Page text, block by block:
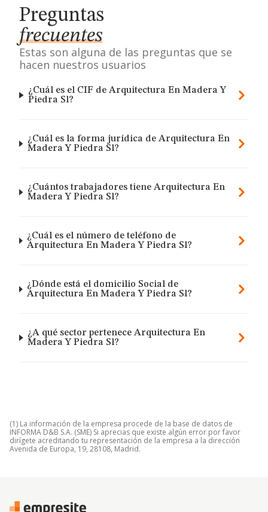
Preguntas
frecuentes
Estas son alguna de las preguntas que se
hacen nuestros usuarios
¿Cuál es el CIF de Arquitectura En Madera Y
Piedra Sl?
¿Cuál es la forma jurídica de Arquitectura En
Madera Y Piedra Sl?
¿Cuántos trabajadores tiene Arquitectura En
Madera Y Piedra Sl?
¿Cuál es el número de teléfono de
Arquitectura En Madera Y Piedra Sl?
¿Dónde está el domicilio Social de
Arquitectura En Madera Y Piedra Sl?
¿A qué sector pertenece Arquitectura En
Madera Y Piedra Sl?
(1) La información de la empresa procede de la base de datos de
INFORMA D&B S.A. (SME) Si aprecias que existe algún error por favor
dirígete acreditando tu representación de la empresa a la dirección
Avenida de Europa, 19, 28108, Madrid.